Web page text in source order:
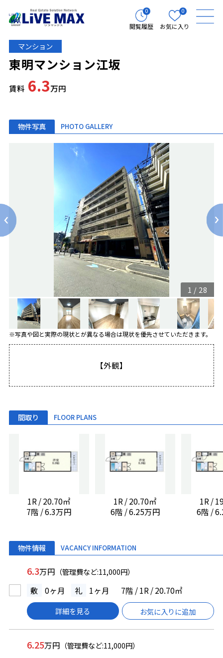
0
閲覧履歴
0
お気に入り
マンション
東明マンション江坂
賃料 6.3万円
物件写真 PHOTO GALLERY
1 / 28
※写真や図と実際の現状とが異なる場合は現状を優先させていただきます。
【外観】
間取り FLOOR PLANS
1R / 20.70㎡
7階 / 6.3万円
1R / 20.70㎡
6階 / 6.25万円
1R /
6階 /
物件情報 VACANCY INFORMATION
6.3万円 （管理費など:11,000円）
敷 0ヶ月 礼 1ヶ月 7階 / 1R / 20.70㎡
詳細を見る お気に入りに追加
6.25万円 （管理費など:11,000円）